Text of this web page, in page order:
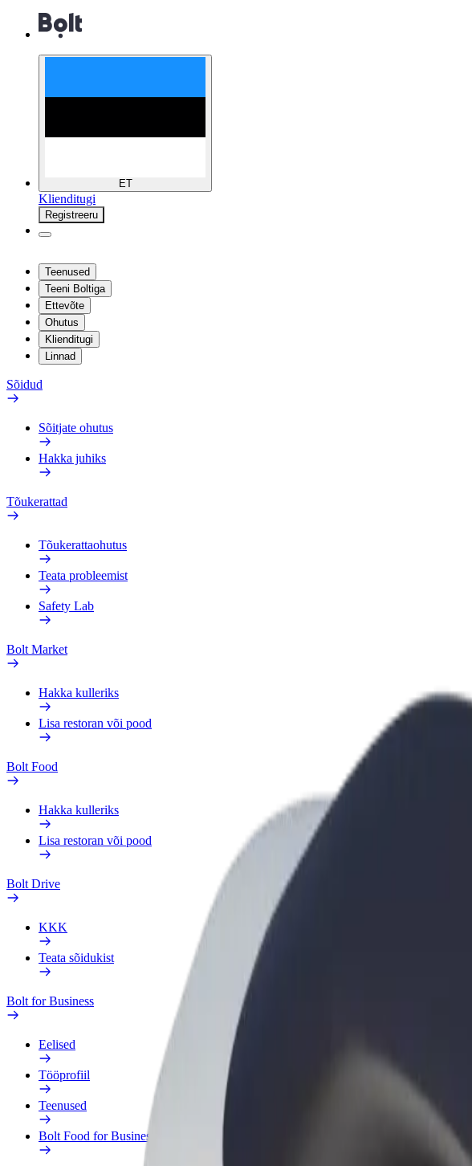
ET
Klienditugi
Registreeru
Teenused
Teeni Boltiga
Ettevõte
Ohutus
Klienditugi
Linnad
Sõidud
Sõitjate ohutus
Hakka juhiks
Tõukerattad
Tõukerattaohutus
Teata probleemist
Safety Lab
Bolt Market
Hakka kulleriks
Lisa restoran või pood
Bolt Food
Hakka kulleriks
Lisa restoran või pood
Bolt Drive
KKK
Teata sõidukist
Bolt for Business
Eelised
Tööprofiil
Teenused
Bolt Food for Business